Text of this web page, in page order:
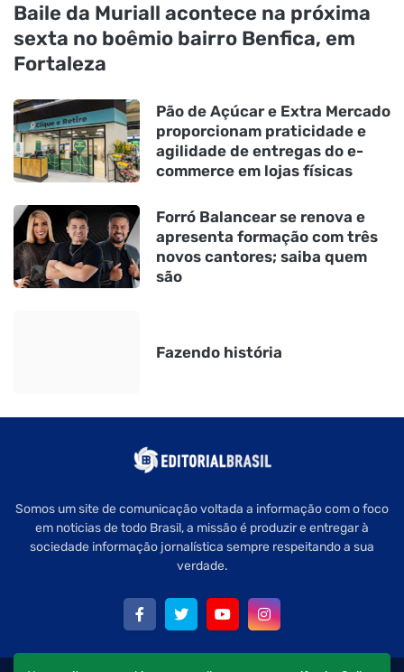
Baile da Muriall acontece na próxima
sexta no boêmio bairro Benfica, em
Fortaleza
Pão de Açúcar e Extra Mercado
proporcionam praticidade e
agilidade de entregas do e-
commerce em lojas físicas
Forró Balancear se renova e
apresenta formação com três
novos cantores; saiba quem
são
Fazendo história
Somos um site de comunicação voltada a informação com o foco
em noticias de todo Brasil, a missão é produzir e entregar à
sociedade informação jornalística sempre respeitando a sua
verdade.